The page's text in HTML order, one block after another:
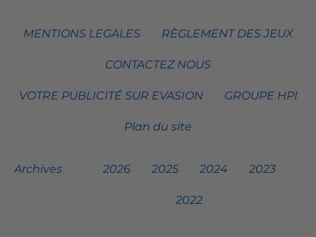
MENTIONS LEGALES RÈGLEMENT DES JEUX
CONTACTEZ NOUS
VOTRE PUBLICITÉ SUR EVASION GROUPE HPI
Plan du site
Archives 2026 2025 2024 2023
2022